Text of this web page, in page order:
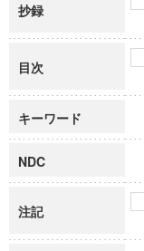
抄録
目次
キーワード
NDC
注記